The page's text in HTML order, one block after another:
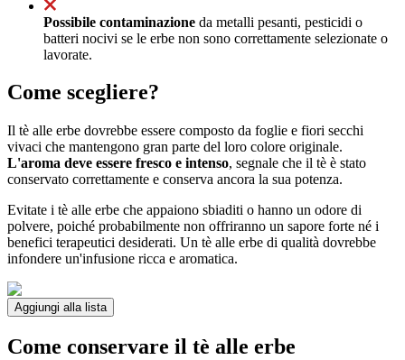
Possibile contaminazione da metalli pesanti, pesticidi o
batteri nocivi se le erbe non sono correttamente selezionate o
lavorate.
Come scegliere?
Il tè alle erbe dovrebbe essere composto da foglie e fiori secchi
vivaci che mantengono gran parte del loro colore originale.
L'aroma deve essere fresco e intenso, segnale che il tè è stato
conservato correttamente e conserva ancora la sua potenza.
Evitate i tè alle erbe che appaiono sbiaditi o hanno un odore di
polvere, poiché probabilmente non offriranno un sapore forte né i
benefici terapeutici desiderati. Un tè alle erbe di qualità dovrebbe
infondere un'infusione ricca e aromatica.
Aggiungi alla lista
Come conservare il tè alle erbe